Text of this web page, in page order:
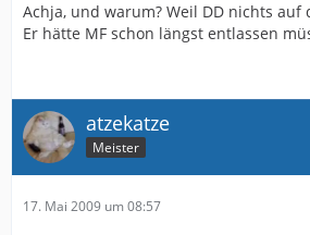
Achja, und warum? Weil DD nichts auf
Er hätte MF schon längst entlassen
atzekatze
Meister
17. Mai 2009 um 08:57